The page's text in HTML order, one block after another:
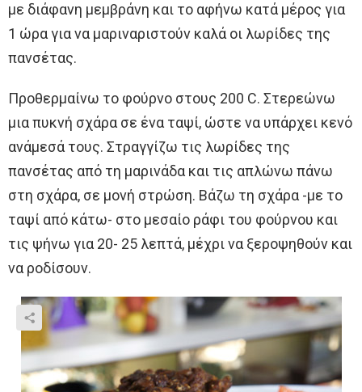
με διάφανη μεμβράνη και το αφήνω κατά μέρος για
1 ώρα για να μαριναριστούν καλά οι λωρίδες της
πανσέτας.
Προθερμαίνω το φούρνο στους 200 C. Στερεώνω
μια πυκνή σχάρα σε ένα ταψί, ώστε να υπάρχει κενό
ανάμεσά τους. Στραγγίζω τις λωρίδες της
πανσέτας από τη μαρινάδα και τις απλώνω πάνω
στη σχάρα, σε μονή στρώση. Βάζω τη σχάρα -με το
ταψί από κάτω- στο μεσαίο ράφι του φούρνου και
τις ψήνω για 20- 25 λεπτά, μέχρι να ξεροψηθούν και
να ροδίσουν.